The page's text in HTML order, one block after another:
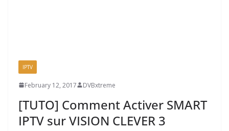
IPTV
February 12, 2017 DVBxtreme
[TUTO] Comment Activer SMART
IPTV sur VISION CLEVER 3